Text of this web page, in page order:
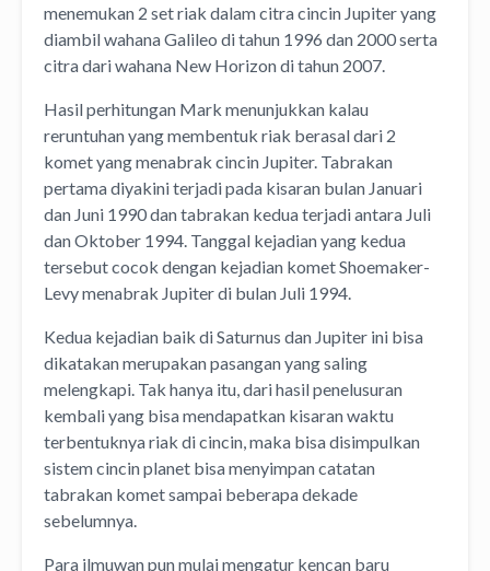
menemukan 2 set riak dalam citra cincin Jupiter yang
diambil wahana Galileo di tahun 1996 dan 2000 serta
citra dari wahana New Horizon di tahun 2007.
Hasil perhitungan Mark menunjukkan kalau
reruntuhan yang membentuk riak berasal dari 2
komet yang menabrak cincin Jupiter. Tabrakan
pertama diyakini terjadi pada kisaran bulan Januari
dan Juni 1990 dan tabrakan kedua terjadi antara Juli
dan Oktober 1994. Tanggal kejadian yang kedua
tersebut cocok dengan kejadian komet Shoemaker-
Levy menabrak Jupiter di bulan Juli 1994.
Kedua kejadian baik di Saturnus dan Jupiter ini bisa
dikatakan merupakan pasangan yang saling
melengkapi. Tak hanya itu, dari hasil penelusuran
kembali yang bisa mendapatkan kisaran waktu
terbentuknya riak di cincin, maka bisa disimpulkan
sistem cincin planet bisa menyimpan catatan
tabrakan komet sampai beberapa dekade
sebelumnya.
Para ilmuwan pun mulai mengatur kencan baru